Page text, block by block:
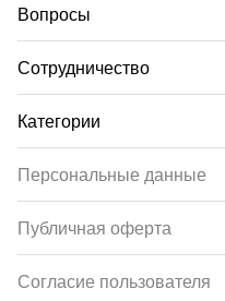
Вопросы
Сотрудничество
Категории
Персональные данные
Публичная оферта
Согласие пользователя